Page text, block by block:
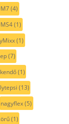
(4)
(1)
(1)
(7)
(1)
(13)
nagyflex(5)
(1)